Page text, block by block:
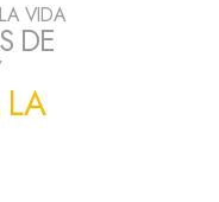
VIDA
DE